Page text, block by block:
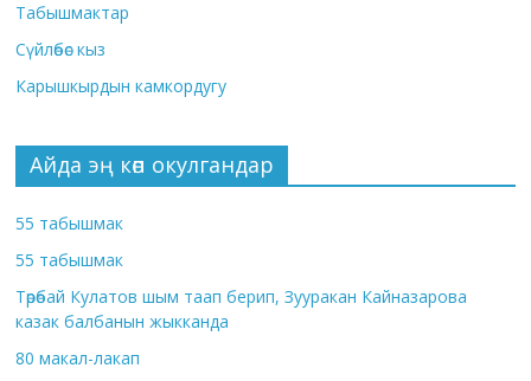
Табышмактар
Сүйлөбөс кыз
Карышкырдын камкордугу
Айда эң көп окулгандар
55 табышмак
55 табышмак
Төрөбай Кулатов шым таап берип, Зууракан Кайназарова
казак балбанын жыкканда
80 макал-лакап